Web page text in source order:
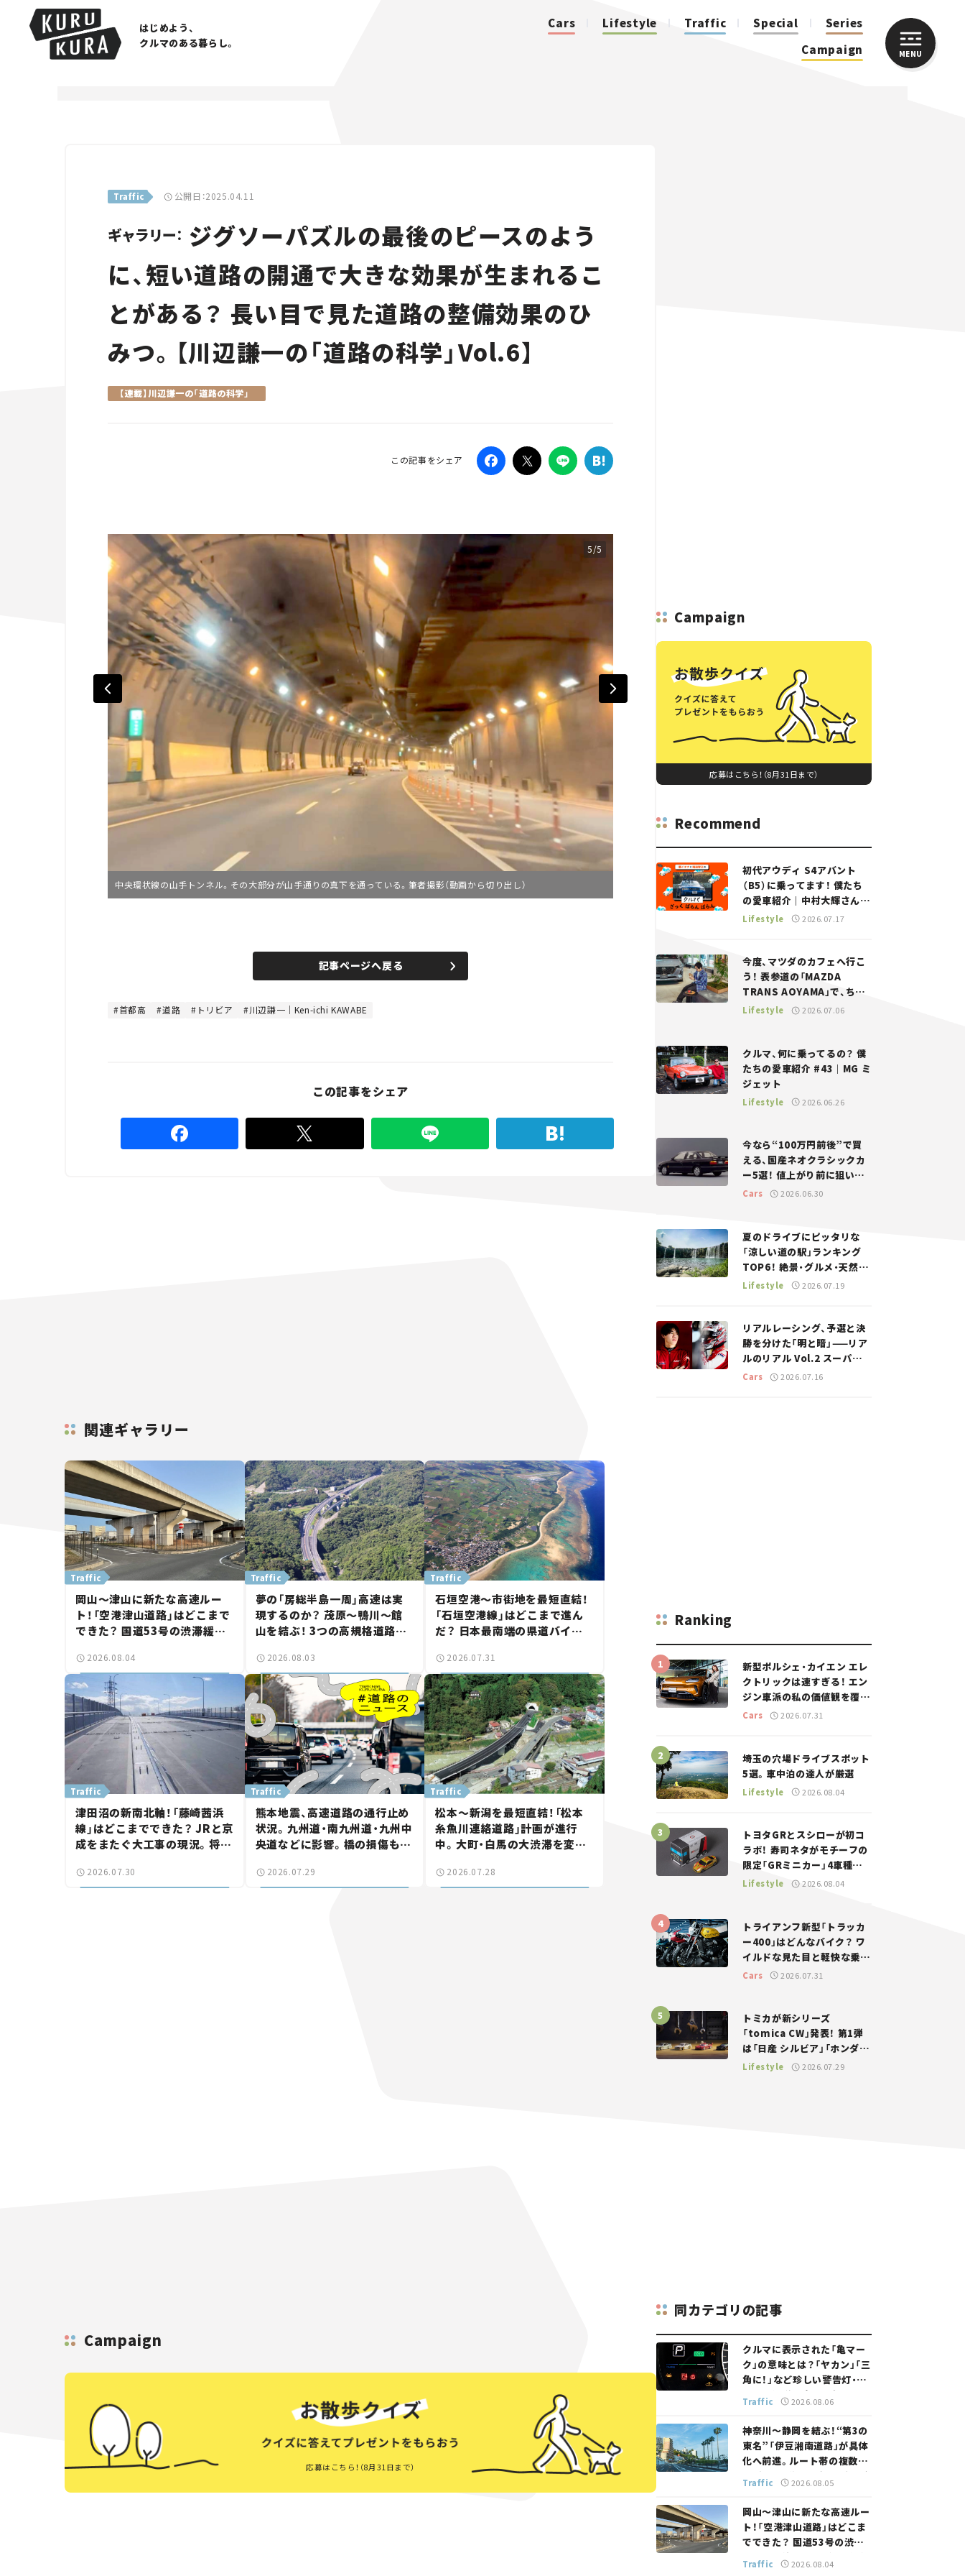
はじめよう、
クルマのある暮らし。
Cars Lifestyle Traffic Special
Series
Campaign
MENU
Traffic 公開日：2025.04.11
ギャラリー： ジグソーパズルの最後のピースのよう
に、短い道路の開通で大きな効果が生まれるこ
とがある？ 長い目で見た道路の整備効果のひ
みつ。【川辺謙一の「道路の科学」Vol.6】
【連載】川辺謙一の「道路の科学」
この記事をシェア
5/5
中央環状線の山手トンネル。その大部分が山手通りの真下を通っている。筆者撮影（動画から切り出し）
記事ページへ戻る
首都高 道路 トリビア 川辺謙一｜Ken-ichi KAWABE
この記事をシェア
関連ギャラリー
Traffic
岡山～津山に新たな高速ルー
ト！「空港津山道路」はどこまで
できた？ 国道53号の渋滞緩和
【いま気になる道路計画】
2026.08.04
Traffic
夢の「房総半島一周」高速は実
現するのか？ 茂原～鴨川～館
山を結ぶ！ 3つの高規格道路計
討進む【いま気になる道路計
画】
2026.08.03
Traffic
石垣空港～市街地を最短直結！
「石垣空港線」はどこまで進ん
だ？ 日本最南端の県道バイパ
気になる道路計画】
2026.07.31
Traffic
津田沼の新南北軸！「藤崎茜浜
線」はどこまでできた？ JRと京
成をまたぐ大工事の現況。将来
結【いま気になる道路計画】
2026.07.30
Traffic
熊本地震、高速道路の通行止め
状況。九州道・南九州道・九州中
央道などに影響。橋の損傷も確
2026.07.29
Traffic
松本～新潟を最短直結！「松本
糸魚川連絡道路」計画が進行
中。大町・白馬の大渋滞を変え
化へ【いま気になる道路計画】
2026.07.28
Campaign
応募はこちら！（8月31日まで）
Campaign
応募はこちら！（8月31日まで）
Recommend
初代アウディ S4アバント
（B5）に乗ってます！ 僕たち
の愛車紹介｜中村大輝さん
——瀬イオナと嶋田智之の
Lifestyle 2026.07.17
今度、マツダのカフェへ行こ
う！ 表参道の「MAZDA
TRANS AOYAMA」で、ちょ
っとひと息。——連載｜CCG
Lifestyle 2026.07.06
クルマ、何に乗ってるの？ 僕
たちの愛車紹介 #43｜MG ミ
ジェット
Lifestyle 2026.06.26
今なら“100万円前後”で買
える、国産ネオクラシックカ
ー5選！ 値上がり前に狙いた
い、中古車探しをお手伝い――ち
Cars 2026.06.30
夏のドライブにピッタリな
「涼しい道の駅」ランキング
TOP6！ 絶景・グルメ・天然ク
ーラーなど、避暑におすすめ
Lifestyle 2026.07.19
リアルレーシング、予選と決
勝を分けた「明と暗」——リア
ルのリアル Vol.2 スーパー
GT 2026開幕戦 岡山国際サ
Cars 2026.07.16
Ranking
新型ポルシェ・カイエン エレ
クトリックは速すぎる！ エン
ジン車派の私の価値観を覆し
た、新しいポルシェの走り。
Cars 2026.07.31
埼玉の穴場ドライブスポット
5選。車中泊の達人が厳選
Lifestyle 2026.08.04
トヨタGRとスシローが初コ
ラボ！ 寿司ネタがモチーフの
限定「GRミニカー」4車種が
登場。入手方法は？【クルマ
Lifestyle 2026.08.04
トライアンフ新型「トラッカ
ー400」はどんなバイク？ ワ
イルドな見た目と軽快な乗り
味を両立した400ccフラット
Cars 2026.07.31
トミカが新シリーズ
「tomica CW」発表！ 第1弾
は「日産 シルビア」「ホンダ
NSX」が登場。世界が注目す
Lifestyle 2026.07.29
同カテゴリの記事
クルマに表示された「亀マー
ク」の意味とは？「ヤカン」「三
角に！」など珍しい警告灯・表
示灯を解説。 意外と便利なマ
ークも【クルマの知識】
Traffic 2026.08.06
神奈川～静岡を結ぶ！“第3の
東名”「伊豆湘南道路」が具体
化へ前進。ルート帯の複数案
検討へ。熱海まで信号ゼロが
実現？ 【いま気になる道路計
画】
Traffic 2026.08.05
岡山～津山に新たな高速ルー
ト！「空港津山道路」はどこま
でできた？ 国道53号の渋滞
緩和に期待。岡山市側でも動
きが【いま気になる道路計画】
Traffic 2026.08.04
CLOSE
Traffic
Special
Series